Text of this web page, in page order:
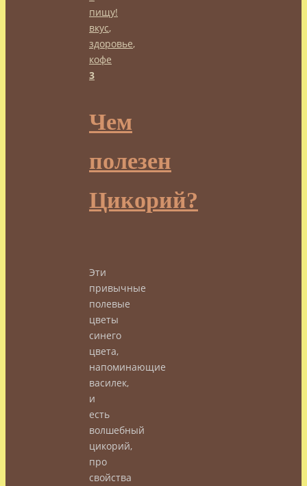
пищу!
вкус,
здоровье,
кофе
3
Чем
полезен
Цикорий?
Эти
привычные
полевые
цветы
синего
цвета,
напоминающие
василек,
и
есть
волшебный
цикорий,
про
свойства